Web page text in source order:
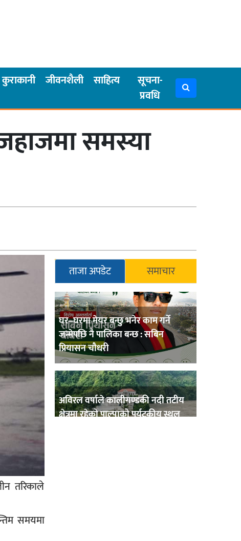
कुराकानी जीवनशैली साहित्य
सूचना-
प्रवधि
समस्या
तरिकाले
समयमा
ताजा अपडेट समाचार
घर–घरमा मेयर बन्छु भनेर काम गर्ने
जन्मेपछि नै पालिका बन्छ : सबिन
प्रियासन चौधरी
अविरल वर्षाले कालीगण्डकी नदी तटीय
क्षेत्रमा रहेको पाल्पाको पर्यटकीय स्थल